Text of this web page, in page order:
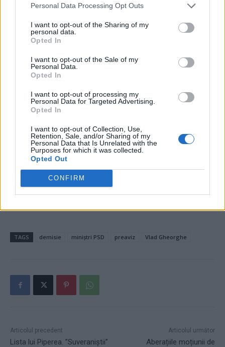
Personal Data Processing Opt Outs
I want to opt-out of the Sharing of my
personal data.
Opted In
I want to opt-out of the Sale of my
Personal Data.
Opted In
I want to opt-out of processing my
Personal Data for Targeted Advertising.
Opted In
I want to opt-out of Collection, Use,
Retention, Sale, and/or Sharing of my
Personal Data that Is Unrelated with the
Purposes for which it was collected.
Opted Out
CONFIRM
pe o pânză de păianjen
DANIEL UNCU:Suveranismul de fugă. Cazul
ALECU RENIȚĂ:
CRISTIAN HUBALI:Gândirea de tomberon a
”gugulanului” Grindeanu
NICOLAE DABIJA:Fratele meu de cruce, tătarul
TAGS demisie miniștri PSD preaviz Vlad Gheorghe
Articolul precedent
Lista lui Piperea. ”Suveraniștii”
Articolul următor
Aberațiile moțiunii de